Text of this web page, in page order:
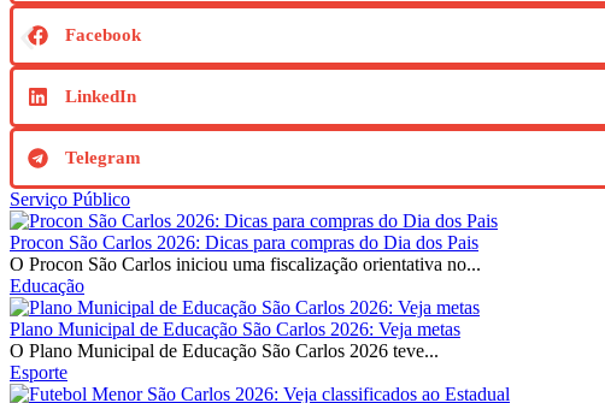
Facebook
LinkedIn
Telegram
Serviço Público
Procon São Carlos 2026: Dicas para compras do Dia dos Pais
O Procon São Carlos iniciou uma fiscalização orientativa no...
Educação
Plano Municipal de Educação São Carlos 2026: Veja metas
O Plano Municipal de Educação São Carlos 2026 teve...
Esporte